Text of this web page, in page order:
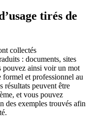
tirés de
collectés
: documents, sites
pouvez ainsi voir un mot
et professionnel au
résultats peuvent être
et vous pouvez
des exemples trouvés afin